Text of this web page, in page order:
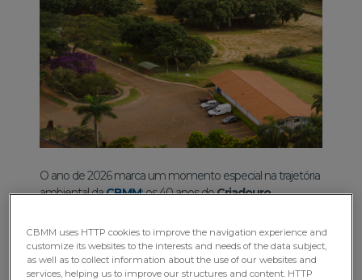
O ano de 2026 marca um momento especial na trajetória
ambiental daCBMM: os 40 anos doCriadouro
integra o Centro de Desenvolvimento Ambiental
(CDA)e é referência nacional em conservação da
biodiversidade do Cerrado.
CBMM uses HTTP cookies to improve the navigation experience and
customize its websites to the interests and needs of the data subject,
as well as to collect information about the use of our websites and
services, helping us to improve our structures and content. HTTP